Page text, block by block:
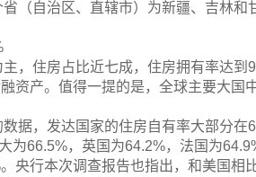
（自治区、直辖市）为新疆、吉林和
，住房占比近七成，住房拥有率达到
资产。值得一提的是，全球主要大国
据，发达国家的住房自有率大部分在
为66.5%，英国为64.2%，法国为
央行本次调查报告也指出，和美国相